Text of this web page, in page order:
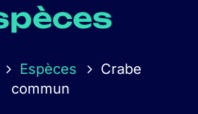
Espèces
Crabe
commun